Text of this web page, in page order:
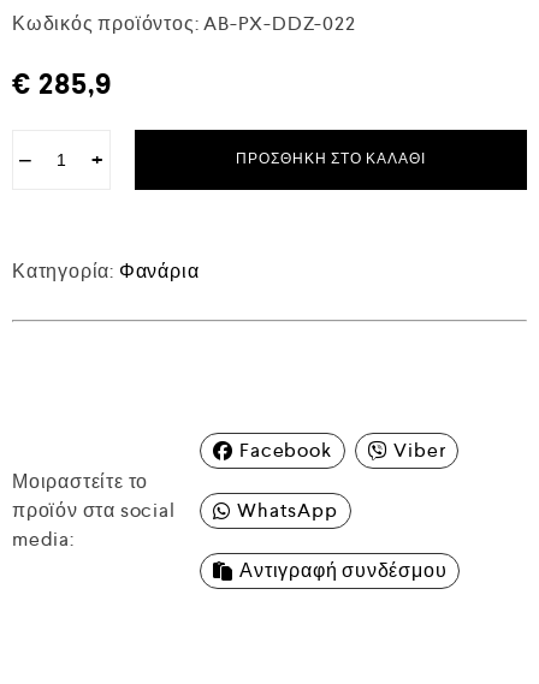
Κωδικός προϊόντος: AB-PX-DDZ-022
€ 285,9
− + ΠΡΟΣΘΉΚΗ ΣΤΟ ΚΑΛΆΘΙ
Κατηγορία: Φανάρια
Μοιραστείτε το
προϊόν στα social
media:
Facebook Viber
WhatsApp
Αντιγραφή συνδέσμου